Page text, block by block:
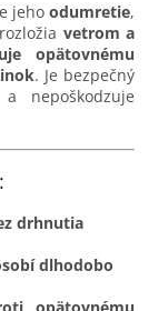
jeho odumretie,
vetrom a
opätovnému
. Je bezpečný
nepoškodzuje
:
drhnutia
dlhodobo